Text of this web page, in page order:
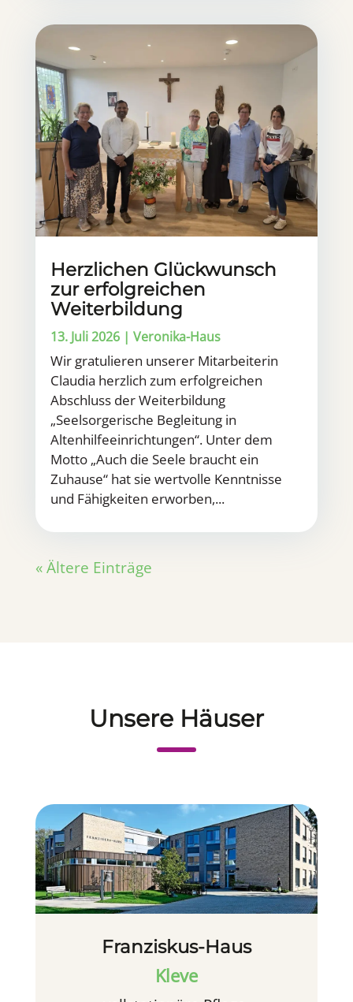
Herzlichen Glückwunsch
zur erfolgreichen
Weiterbildung
13. Juli 2026| Veronika-Haus
Wir gratulieren unserer Mitarbeiterin
Claudia herzlich zum erfolgreichen
Abschluss der Weiterbildung
„Seelsorgerische Begleitung in
Altenhilfeeinrichtungen“. Unter dem
Motto „Auch die Seele braucht ein
Zuhause“ hat sie wertvolle Kenntnisse
und Fähigkeiten erworben,...
« Ältere Einträge
Unsere Häuser
Franziskus-Haus
Kleve